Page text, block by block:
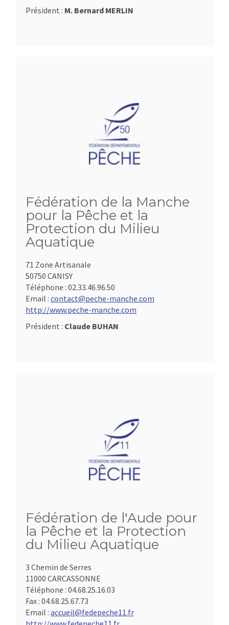
Président : M. Bernard MERLIN
Fédération de la Manche
pour la Pêche et la
Protection du Milieu
Aquatique
71 Zone Artisanale
50750 CANISY
Téléphone : 02.33.46.96.50
Email : contact@peche-manche.com
http://www.peche-manche.com
Président : Claude BUHAN
Fédération de l'Aude pour
la Pêche et la Protection
du Milieu Aquatique
3 Chemin de Serres
11000 CARCASSONNE
Téléphone : 04.68.25.16.03
Fax : 04.68.25.67.73
Email : accueil@fedepeche11.fr